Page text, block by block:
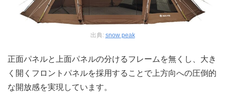
出典: snow peak
正面パネルと上面パネルの分けるフレームを無くし、​大き
く開くフロントパネルを採用することで上方向への圧倒的
な開放感を実現しています。​